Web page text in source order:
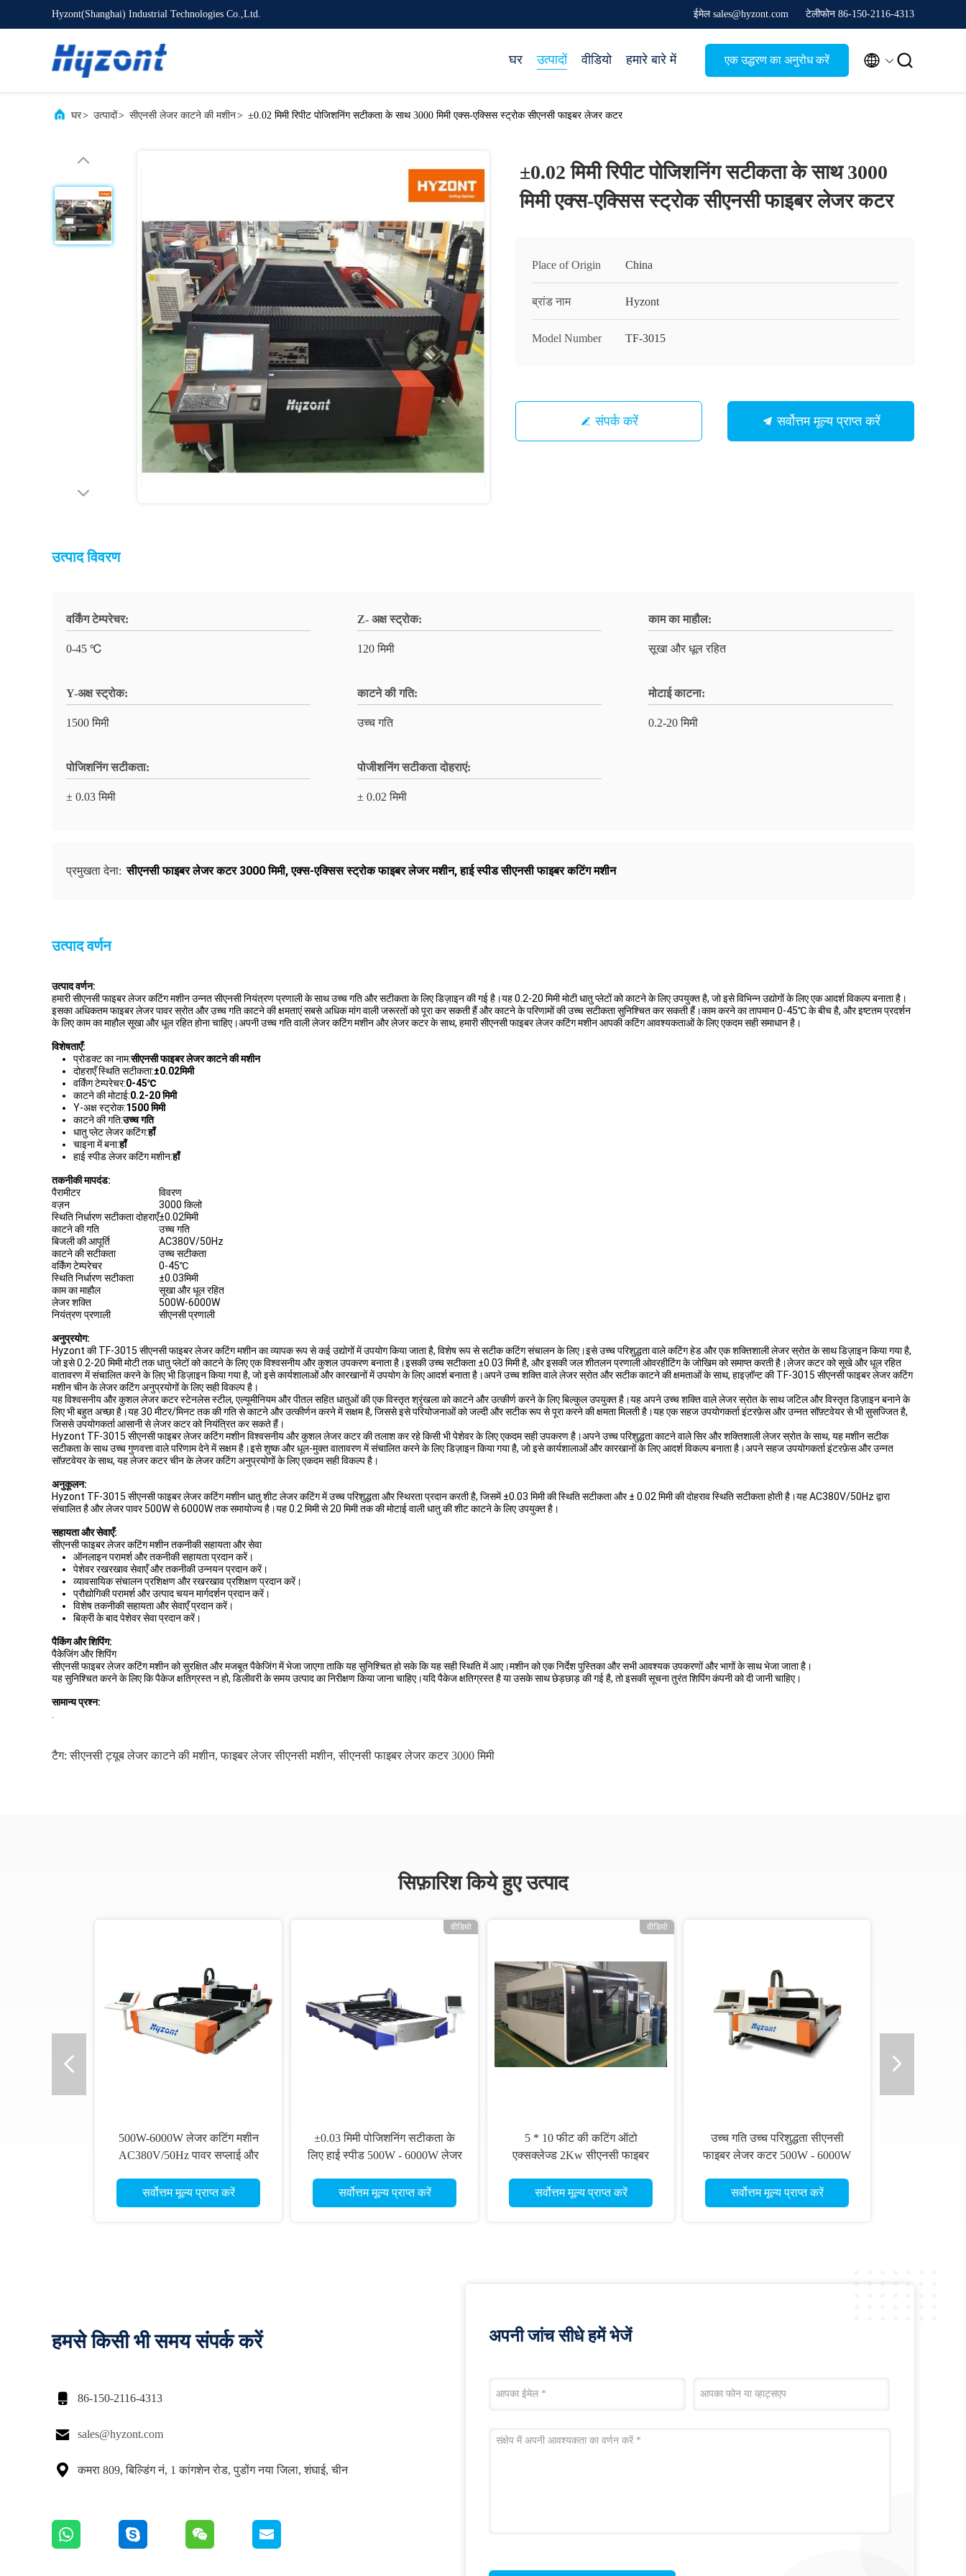
Hyzont(Shanghai) Industrial Technologies Co.,Ltd. ईमेल sales@hyzont.com टेलीफोन 86-150-2116-4313
घर उत्पादों वीडियो हमारे बारे में एक उद्धरण का अनुरोध करें  
घर> उत्पादों> सीएनसी लेजर काटने की मशीन> ±0.02 मिमी रिपीट पोजिशनिंग सटीकता के साथ 3000 मिमी एक्स-एक्सिस स्ट्रोक सीएनसी फाइबर लेजर कटर
±0.02 मिमी रिपीट पोजिशनिंग सटीकता के साथ 3000
मिमी एक्स-एक्सिस स्ट्रोक सीएनसी फाइबर लेजर कटर
Place of Origin China
ब्रांड नाम Hyzont
Model Number TF-3015
संपर्क करें सर्वोत्तम मूल्य प्राप्त करें
उत्पाद विवरण
वर्किंग टेम्परेचर:
0-45 ℃
Z- अक्ष स्ट्रोक:
120 मिमी
काम का माहौल:
सूखा और धूल रहित
Y-अक्ष स्ट्रोक:
1500 मिमी
काटने की गति:
उच्च गति
मोटाई काटना:
0.2-20 मिमी
पोजिशनिंग सटीकता:
± 0.03 मिमी
पोजीशनिंग सटीकता दोहराएं:
± 0.02 मिमी
प्रमुखता देना: सीएनसी फाइबर लेजर कटर 3000 मिमी,एक्स-एक्सिस स्ट्रोक फाइबर लेजर मशीन,हाई स्पीड सीएनसी फाइबर कटिंग मशीन
उत्पाद वर्णन
उत्पाद वर्णन:
हमारी सीएनसी फाइबर लेजर कटिंग मशीन उन्नत सीएनसी नियंत्रण प्रणाली के साथ उच्च गति और सटीकता के लिए डिज़ाइन की गई है।यह 0.2-20 मिमी मोटी धातु प्लेटों को काटने के लिए उपयुक्त है, जो इसे विभिन्न उद्योगों के लिए एक आदर्श विकल्प बनाता है।
इसका अधिकतम फाइबर लेजर पावर स्रोत और उच्च गति काटने की क्षमताएं सबसे अधिक मांग वाली जरूरतों को पूरा कर सकती हैं और काटने के परिणामों की उच्च सटीकता सुनिश्चित कर सकती हैं।काम करने का तापमान 0-45℃ के बीच है, और इष्टतम प्रदर्शन
के लिए काम का माहौल सूखा और धूल रहित होना चाहिए।अपनी उच्च गति वाली लेजर कटिंग मशीन और लेजर कटर के साथ, हमारी सीएनसी फाइबर लेजर कटिंग मशीन आपकी कटिंग आवश्यकताओं के लिए एकदम सही समाधान है।
विशेषताएँ:
प्रोडक्ट का नाम:सीएनसी फाइबर लेजर काटने की मशीन
दोहराएँ स्थिति सटीकता:±0.02मिमी
वर्किंग टेम्परेचर:0-45℃
काटने की मोटाई:0.2-20 मिमी
Y-अक्ष स्ट्रोक:1500 मिमी
काटने की गति:उच्च गति
धातु प्लेट लेजर कटिंग:हाँ
चाइना में बना:हाँ
हाई स्पीड लेजर कटिंग मशीन:हाँ
तकनीकी मापदंड:
पैरामीटर
विवरण
वज़न
3000 किलो
स्थिति निर्धारण सटीकता दोहराएँ±0.02मिमी
काटने की गति
उच्च गति
बिजली की आपूर्ति
AC380V/50Hz
काटने की सटीकता
उच्च सटीकता
वर्किंग टेम्परेचर
0-45℃
स्थिति निर्धारण सटीकता
±0.03मिमी
काम का माहौल
सूखा और धूल रहित
लेजर शक्ति
500W-6000W
नियंत्रण प्रणाली
सीएनसी प्रणाली
अनुप्रयोग:
Hyzont की TF-3015 सीएनसी फाइबर लेजर कटिंग मशीन का व्यापक रूप से कई उद्योगों में उपयोग किया जाता है, विशेष रूप से सटीक कटिंग संचालन के लिए।इसे उच्च परिशुद्धता वाले कटिंग हेड और एक शक्तिशाली लेजर स्रोत के साथ डिज़ाइन किया गया है,
जो इसे 0.2-20 मिमी मोटी तक धातु प्लेटों को काटने के लिए एक विश्वसनीय और कुशल उपकरण बनाता है।इसकी उच्च सटीकता ±0.03 मिमी है, और इसकी जल शीतलन प्रणाली ओवरहीटिंग के जोखिम को समाप्त करती है।लेजर कटर को सूखे और धूल रहित
वातावरण में संचालित करने के लिए भी डिज़ाइन किया गया है, जो इसे कार्यशालाओं और कारखानों में उपयोग के लिए आदर्श बनाता है।अपने उच्च शक्ति वाले लेजर स्रोत और सटीक काटने की क्षमताओं के साथ, हाइज़ॉन्ट की TF-3015 सीएनसी फाइबर लेजर कटिंग
मशीन चीन के लेजर कटिंग अनुप्रयोगों के लिए सही विकल्प है।
यह विश्वसनीय और कुशल लेजर कटर स्टेनलेस स्टील, एल्यूमीनियम और पीतल सहित धातुओं की एक विस्तृत श्रृंखला को काटने और उत्कीर्ण करने के लिए बिल्कुल उपयुक्त है।यह अपने उच्च शक्ति वाले लेजर स्रोत के साथ जटिल और विस्तृत डिज़ाइन बनाने के
लिए भी बहुत अच्छा है।यह 30 मीटर/मिनट तक की गति से काटने और उत्कीर्णन करने में सक्षम है, जिससे इसे परियोजनाओं को जल्दी और सटीक रूप से पूरा करने की क्षमता मिलती है।यह एक सहज उपयोगकर्ता इंटरफ़ेस और उन्नत सॉफ़्टवेयर से भी सुसज्जित है,
जिससे उपयोगकर्ता आसानी से लेजर कटर को नियंत्रित कर सकते हैं।
Hyzont TF-3015 सीएनसी फाइबर लेजर कटिंग मशीन विश्वसनीय और कुशल लेजर कटर की तलाश कर रहे किसी भी पेशेवर के लिए एकदम सही उपकरण है।अपने उच्च परिशुद्धता काटने वाले सिर और शक्तिशाली लेजर स्रोत के साथ, यह मशीन सटीक
सटीकता के साथ उच्च गुणवत्ता वाले परिणाम देने में सक्षम है।इसे शुष्क और धूल-मुक्त वातावरण में संचालित करने के लिए डिज़ाइन किया गया है, जो इसे कार्यशालाओं और कारखानों के लिए आदर्श विकल्प बनाता है।अपने सहज उपयोगकर्ता इंटरफ़ेस और उन्नत
सॉफ़्टवेयर के साथ, यह लेजर कटर चीन के लेजर कटिंग अनुप्रयोगों के लिए एकदम सही विकल्प है।
अनुकूलन:
Hyzont TF-3015 सीएनसी फाइबर लेजर कटिंग मशीन धातु शीट लेजर कटिंग में उच्च परिशुद्धता और स्थिरता प्रदान करती है, जिसमें ±0.03 मिमी की स्थिति सटीकता और ± 0.02 मिमी की दोहराव स्थिति सटीकता होती है।यह AC380V/50Hz द्वारा
संचालित है और लेजर पावर 500W से 6000W तक समायोज्य है।यह 0.2 मिमी से 20 मिमी तक की मोटाई वाली धातु की शीट काटने के लिए उपयुक्त है।
सहायता और सेवाएँ:
सीएनसी फाइबर लेजर कटिंग मशीन तकनीकी सहायता और सेवा
ऑनलाइन परामर्श और तकनीकी सहायता प्रदान करें।
पेशेवर रखरखाव सेवाएँ और तकनीकी उन्नयन प्रदान करें।
व्यावसायिक संचालन प्रशिक्षण और रखरखाव प्रशिक्षण प्रदान करें।
प्रौद्योगिकी परामर्श और उत्पाद चयन मार्गदर्शन प्रदान करें।
विशेष तकनीकी सहायता और सेवाएँ प्रदान करें।
बिक्री के बाद पेशेवर सेवा प्रदान करें।
पैकिंग और शिपिंग:
पैकेजिंग और शिपिंग
सीएनसी फाइबर लेजर कटिंग मशीन को सुरक्षित और मजबूत पैकेजिंग में भेजा जाएगा ताकि यह सुनिश्चित हो सके कि यह सही स्थिति में आए।मशीन को एक निर्देश पुस्तिका और सभी आवश्यक उपकरणों और भागों के साथ भेजा जाता है।
यह सुनिश्चित करने के लिए कि पैकेज क्षतिग्रस्त न हो, डिलीवरी के समय उत्पाद का निरीक्षण किया जाना चाहिए।यदि पैकेज क्षतिग्रस्त है या उसके साथ छेड़छाड़ की गई है, तो इसकी सूचना तुरंत शिपिंग कंपनी को दी जानी चाहिए।
सामान्य प्रश्न:
टैग:सीएनसी ट्यूब लेजर काटने की मशीन, फाइबर लेजर सीएनसी मशीन, सीएनसी फाइबर लेजर कटर 3000 मिमी
सिफ़ारिश किये हुए उत्पाद
500W-6000W लेजर कटिंग मशीन
AC380V/50Hz पावर सप्लाई और
के साथ
सर्वोत्तम मूल्य प्राप्त करें
वीडियो
±0.03 मिमी पोजिशनिंग सटीकता के
लिए हाई स्पीड 500W - 6000W लेजर
सर्वोत्तम मूल्य प्राप्त करें
वीडियो
5 * 10 फीट की कटिंग ऑटो
एक्सक्लेज्ड 2Kw सीएनसी फाइबर
सर्वोत्तम मूल्य प्राप्त करें
उच्च गति उच्च परिशुद्धता सीएनसी
फाइबर लेजर कटर 500W - 6000W
सर्वोत्तम मूल्य प्राप्त करें
हमसे किसी भी समय संपर्क करें
 86-150-2116-4313
 sales@hyzont.com
 कमरा 809, बिल्डिंग नं, 1 कांगशेन रोड, पुडोंग नया जिला, शंघाई, चीन
अपनी जांच सीधे हमें भेजें